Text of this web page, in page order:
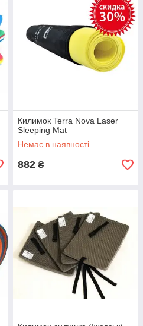
Килимок Terra Nova Laser
Sleeping Mat
Немає в наявності
882 ₴